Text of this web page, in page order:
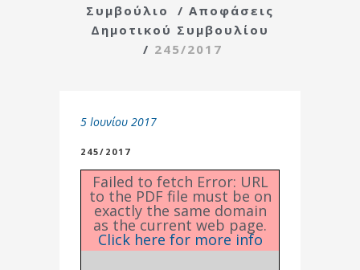
Συμβούλιο
/ Αποφάσεις
Δημοτικού Συμβουλίου
/ 245/2017
5 Ιουνίου 2017
245/2017
Failed to fetch Error: URL
to the PDF file must be on
exactly the same domain
as the current web page.
Click here for more info